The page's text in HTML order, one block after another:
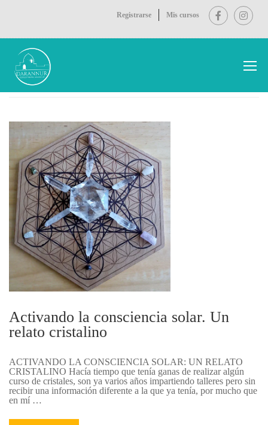
Registrarse Mis cursos
Inicio
Activando la consciencia solar. Un
relato cristalino
ACTIVANDO LA CONSCIENCIA SOLAR: UN RELATO
CRISTALINO Hacía tiempo que tenía ganas de realizar algún
curso de cristales, son ya varios años impartiendo talleres pero sin
recibir una información diferente a la que ya tenía, por mucho que
en mí …